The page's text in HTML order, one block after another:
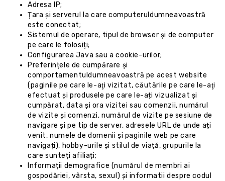
Adresa IP;
Țara și serverul la care computeruldumneavoastră
este conectat;
Sistemul de operare, tipul de browser și de computer
pe care le folosiți;
Configurarea Java sau a cookie-urilor;
Preferințele de cumpărare și
comportamentuldumneavoastră pe acest website
(paginile pe care le-aţi vizitat, căutările pe care le-aţi
efectuat și produsele pe care le-ați vizualizat și
cumpărat, data și ora vizitei sau comenzii, numărul
de vizite și comenzi, numărul de vizite pe sesiune de
navigare și pe tip de server, adresele URL de unde ați
venit, numele de domenii și paginile web pe care
navigați), hobby-urile și stilul de viață, grupurile la
care sunteți afiliați;
Informații demografice (numărul de membri ai
gospodăriei, vârsta, sexul) și informatii despre codul